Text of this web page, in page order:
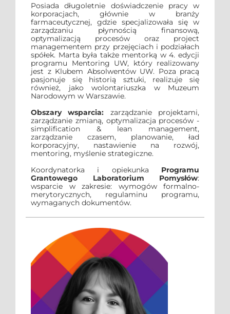
Posiada długoletnie doświadczenie pracy w
korporacjach, głównie w branży
farmaceutycznej, gdzie specjalizowała się w
zarządzaniu płynnością finansową,
optymalizacją procesów oraz project
managementem przy przejęciach i podziałach
spółek. Marta była także mentorką w 4. edycji
programu Mentoring UW, który realizowany
jest z Klubem Absolwentów UW. Poza pracą
pasjonuje się historią sztuki, realizuje się
również, jako wolontariuszka w Muzeum
Narodowym w Warszawie.
Obszary wsparcia: zarządzanie projektami,
zarządzanie zmianą, optymalizacja procesów -
simplification & lean management,
zarządzanie czasem, planowanie, ład
korporacyjny, nastawienie na rozwój,
mentoring, myślenie strategiczne.
Koordynatorka i opiekunka Programu
Grantowego Laboratorium Pomysłów:
wsparcie w zakresie: wymogów formalno-
merytorycznych, regulaminu programu,
wymaganych dokumentów.